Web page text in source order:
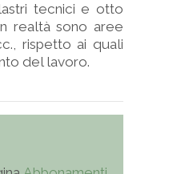
tecnici e otto
realtà sono aree
rispetto ai quali
del lavoro.